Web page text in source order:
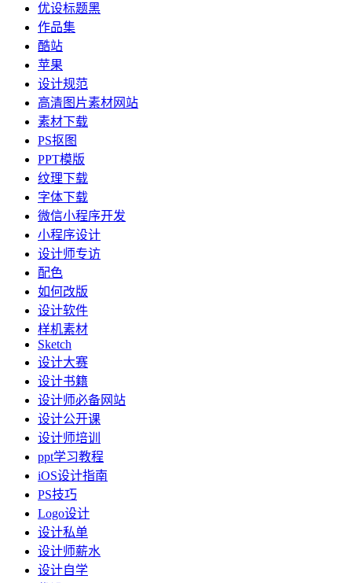
优设标题黑
作品集
酷站
苹果
设计规范
高清图片素材网站
素材下载
PS抠图
PPT模版
纹理下载
字体下载
微信小程序开发
小程序设计
设计师专访
配色
如何改版
设计软件
样机素材
Sketch
设计大赛
设计书籍
设计师必备网站
设计公开课
设计师培训
ppt学习教程
iOS设计指南
PS技巧
Logo设计
设计私单
设计师薪水
设计自学